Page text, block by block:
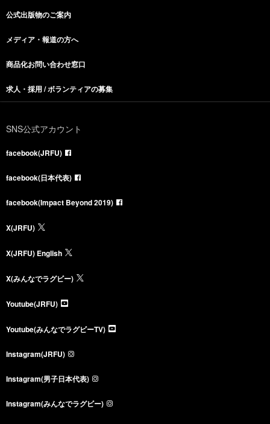
公式出版物のご案内
メディア・報道の方へ
商品化お問い合わせ窓口
求人・採用 / ボランティアの募集
SNS公式アカウント
facebook(JRFU)
facebook(日本代表)
facebook(Impact Beyond 2019)
X(JRFU)
X(JRFU) English
X(みんなでラグビー)
Youtube(JRFU)
Youtube(みんなでラグビーTV)
Instagram(JRFU)
Instagram(男子日本代表)
Instagram(みんなでラグビー)